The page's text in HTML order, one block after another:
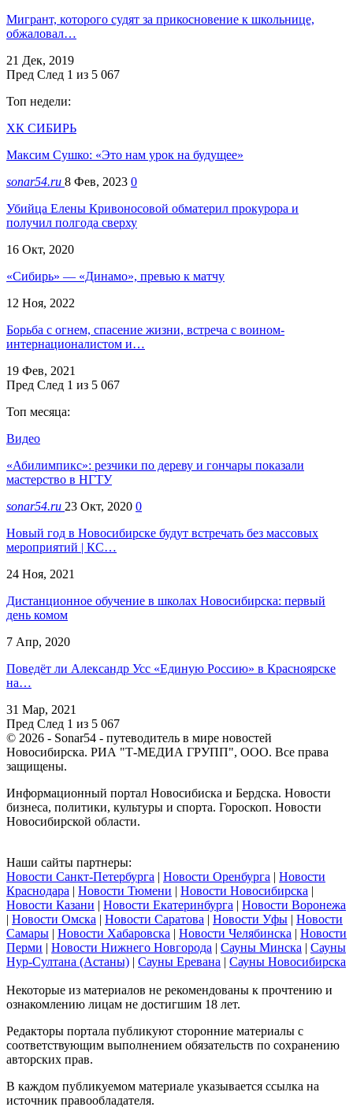
Мигрант, которого судят за прикосновение к школьнице,
обжаловал…
21 Дек, 2019
Пред След 1 из 5 067
Топ недели:
ХК СИБИРЬ
Максим Сушко: «Это нам урок на будущее»
sonar54.ru 8 Фев, 2023 0
Убийца Елены Кривоносовой обматерил прокурора и
получил полгода сверху
16 Окт, 2020
«Сибирь» — «Динамо», превью к матчу
12 Ноя, 2022
Борьба с огнем, спасение жизни, встреча с воином-
интернационалистом и…
19 Фев, 2021
Пред След 1 из 5 067
Топ месяца:
Видео
«Абилимпикс»: резчики по дереву и гончары показали
мастерство в НГТУ
sonar54.ru 23 Окт, 2020 0
Новый год в Новосибирске будут встречать без массовых
мероприятий | КС…
24 Ноя, 2021
Дистанционное обучение в школах Новосибирска: первый
день комом
7 Апр, 2020
Поведёт ли Александр Усс «Единую Россию» в Красноярске
на…
31 Мар, 2021
Пред След 1 из 5 067
© 2026 - Sonar54 - путеводитель в мире новостей
Новосибирска. РИА "Т-МЕДИА ГРУПП", ООО. Все права
защищены.
Информационный портал Новосибиска и Бердска. Новости
бизнеса, политики, культуры и спорта. Гороскоп. Новости
Новосибирской области.
Наши сайты партнеры:
Новости Санкт-Петербурга | Новости Оренбурга | Новости
Краснодара | Новости Тюмени | Новости Новосибирска |
Новости Казани | Новости Екатеринбурга | Новости Воронежа
| Новости Омска | Новости Саратова | Новости Уфы | Новости
Самары | Новости Хабаровска | Новости Челябинска | Новости
Перми | Новости Нижнего Новгорода | Сауны Минска | Сауны
Нур-Султана (Астаны) | Сауны Еревана | Сауны Новосибирска
Некоторые из материалов не рекомендованы к прочтению и
ознакомлению лицам не достигшим 18 лет.
Редакторы портала публикуют сторонние материалы с
соответствующим выполнением обязательств по сохранению
авторских прав.
В каждом публикуемом материале указывается ссылка на
источник правообладателя.